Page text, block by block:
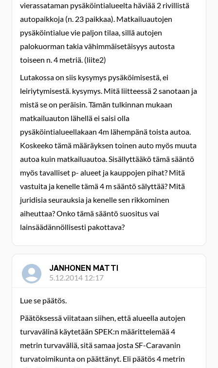
vierassataman pysäköintialueelta häviää 2 rivillistä
autopaikkoja (n. 23 paikkaa). Matkailuautojen
pysäköintialue vie paljon tilaa, sillä autojen
palokuorman takia vähimmäisetäisyys autosta
toiseen n. 4 metriä. (liite2)
Lutakossa on siis kysymys pysäköimisestä, ei
leiriytymisestä. kysymys. Mitä liitteessä 2 sanotaan ja
mistä se on peräisin. Tämän tulkinnan mukaan
matkailuauton lähellä ei saisi olla
pysäköintialueellakaan 4m lähempänä toista autoa.
Koskeeko tämä määräyksen toinen auto myös muuta
autoa kuin matkailuautoa. Sisällyttääkö tämä sääntö
myös tavalliset p- alueet ja kauppojen pihat? Mitä
vastuita ja kenelle tämä 4 m sääntö sälyttää? Mitä
juridisia seurauksia ja kenelle sen rikkominen
aiheuttaa? Onko tämä sääntö suositus vai
lainsäädännöllisesti pakottava?
JANHONEN MATTI
5.12.2014 12:17
Lue se päätös.
Päätöksessä viitataan siihen, että alueella autojen
turvavälinä käytetään SPEK:n määrittelemää 4
metrin turvaväliä, sitä samaa josta SF-Caravanin
turvatoimikunta on päättänyt. Eli päätös 4 metrin